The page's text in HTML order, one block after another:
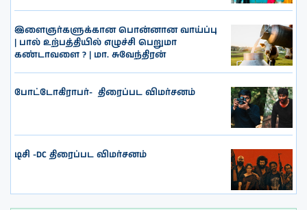
இளைஞர்களுக்கான பொன்னான வாய்ப்பு
| பால் உற்பத்தியில் எழுச்சி பெறுமா
கண்டாவளை ? | மா. சுவேந்திரன்
போட்டோகிராபர்- ‌ திரைப்பட விமர்சனம்
டிசி -DC திரைப்பட விமர்சனம்